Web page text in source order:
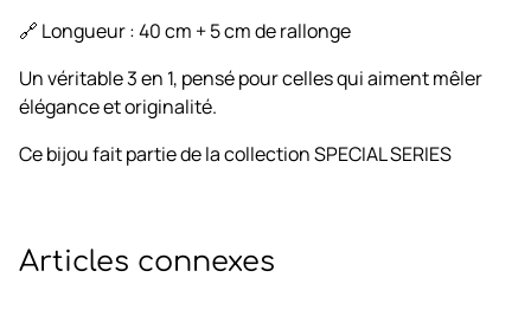
🔗 Longueur : 40 cm + 5 cm de rallonge
Un véritable 3 en 1, pensé pour celles qui aiment mêler
élégance et originalité.
Ce bijou fait partie de la collection SPECIAL SERIES
Articles connexes